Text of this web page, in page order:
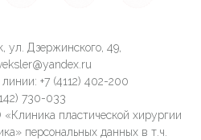
ул. Дзержинского, 49,
+7 (4112) 402-200
730-033
пластической хирургии
персональных данных в т.ч.